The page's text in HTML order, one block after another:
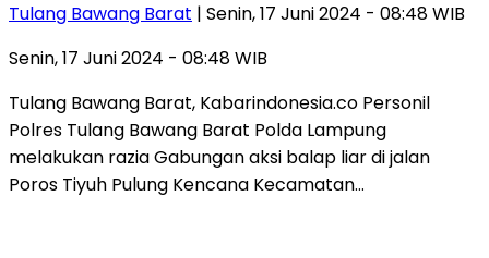
Tulang Bawang Barat | Senin, 17 Juni 2024 - 08:48 WIB
Senin, 17 Juni 2024 - 08:48 WIB
Tulang Bawang Barat, Kabarindonesia.co Personil
Polres Tulang Bawang Barat Polda Lampung
melakukan razia Gabungan aksi balap liar di jalan
Poros Tiyuh Pulung Kencana Kecamatan…